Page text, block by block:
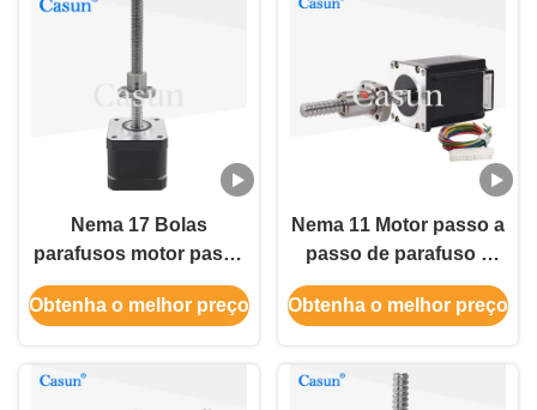
Nema 17 Bolas
parafusos motor passo
linear 450mN.M
SFK0802 passo motor
Obtenha o melhor preço
Nema 11 Motor passo a
passo de parafuso a
esferas 320mN.M Motor
passo a passo linear de
CNC
Obtenha o melhor preço